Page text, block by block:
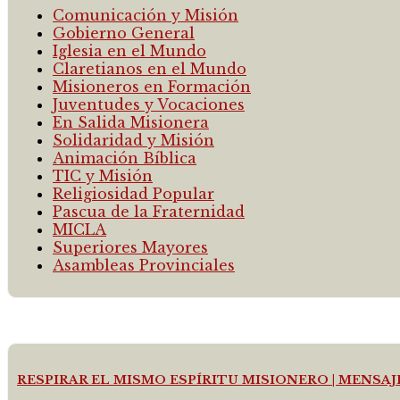
Comunicación y Misión
Gobierno General
Iglesia en el Mundo
Claretianos en el Mundo
Misioneros en Formación
Juventudes y Vocaciones
En Salida Misionera
Solidaridad y Misión
Animación Bíblica
TIC y Misión
Religiosidad Popular
Pascua de la Fraternidad
MICLA
Superiores Mayores
Asambleas Provinciales
RESPIRAR EL MISMO ESPÍRITU MISIONERO |